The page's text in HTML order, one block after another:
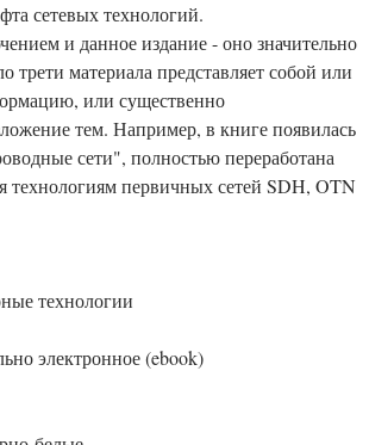
сетевых технологий.
и данное издание - оно значительно
трети материала представляет собой или
или существенно
тем. Например, в книге появилась
сети", полностью переработана
технологиям первичных сетей SDH, OTN
технологии
электронное (ebook)